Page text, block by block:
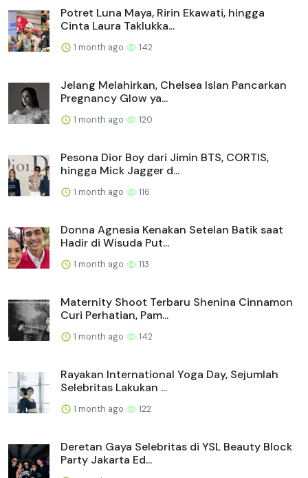
Potret Luna Maya, Ririn Ekawati, hingga
Cinta Laura Taklukka...
1 month ago 142
Jelang Melahirkan, Chelsea Islan Pancarkan
Pregnancy Glow ya...
1 month ago 120
Pesona Dior Boy dari Jimin BTS, CORTIS,
hingga Mick Jagger d...
1 month ago 116
Donna Agnesia Kenakan Setelan Batik saat
Hadir di Wisuda Put...
1 month ago 113
Maternity Shoot Terbaru Shenina Cinnamon
Curi Perhatian, Pam...
1 month ago 142
Rayakan International Yoga Day, Sejumlah
Selebritas Lakukan ...
1 month ago 122
Deretan Gaya Selebritas di YSL Beauty Block
Party Jakarta Ed...